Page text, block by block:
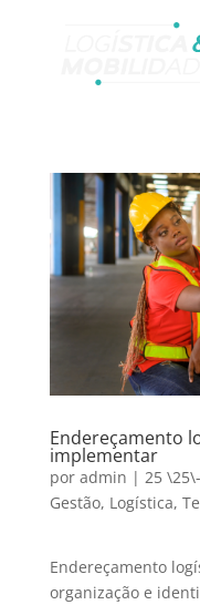
Endereçamento
implementar
por admin | 25
Gestão, Logística,
Endereçamento
organização e